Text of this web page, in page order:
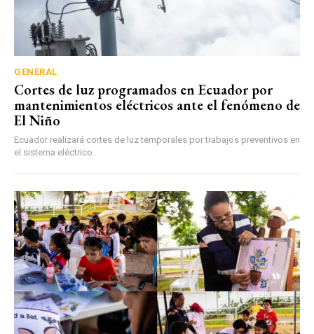
GENERAL
Cortes de luz programados en Ecuador por
mantenimientos eléctricos ante el fenómeno de
El Niño
Ecuador realizará cortes de luz temporales por trabajos preventivos en
el sistema eléctrico.